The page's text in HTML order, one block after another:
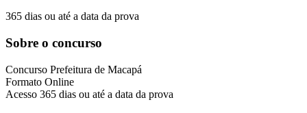
365 dias ou até a data da prova
Sobre o concurso
Concurso Prefeitura de Macapá
Formato Online
Acesso 365 dias ou até a data da prova